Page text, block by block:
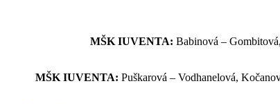
MŠK IUVENTA: Babinová –
MŠK IUVENTA: Puškarová – Vodhanelová,